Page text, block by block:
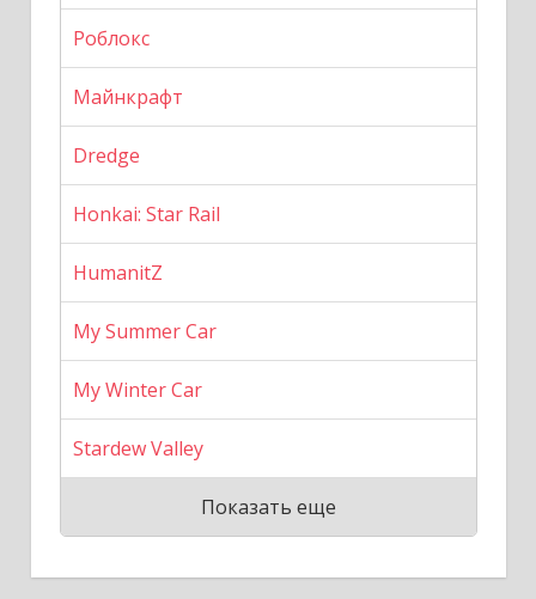
Роблокс
Майнкрафт
Dredge
Honkai: Star Rail
HumanitZ
My Summer Car
My Winter Car
Stardew Valley
Показать еще